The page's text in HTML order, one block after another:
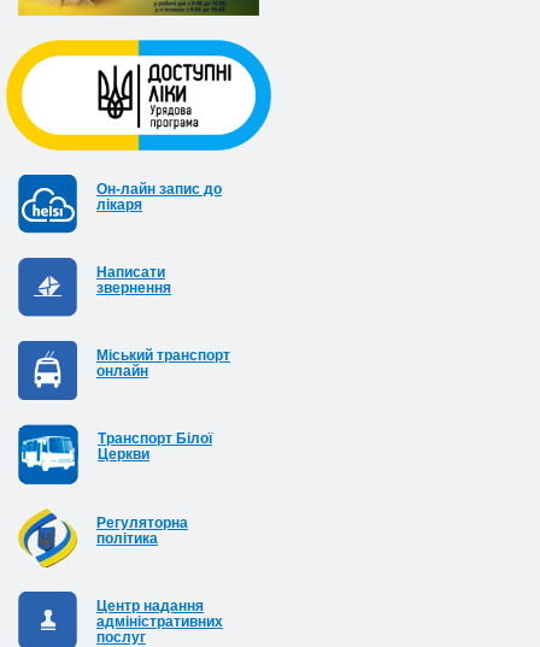
Он-лайн запис до
лікаря
Написати
звернення
Міський транспорт
онлайн
Транспорт Білої
Церкви
Регуляторна
політика
Центр надання
адміністративних
послуг